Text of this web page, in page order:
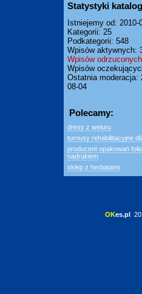
Statystyki
Istniejemy od: 2010-
Kategorii: 25
Podkategorii: 548
Wpisów aktywnych:
Wpisów
Wpisów
Ostatnia moderacja:
08-04
Polecamy:
dresy z weluru
turnusy rehabilitacyjne
producent opakowań
nadrukiem
sklep z herbatami
OKes.pl